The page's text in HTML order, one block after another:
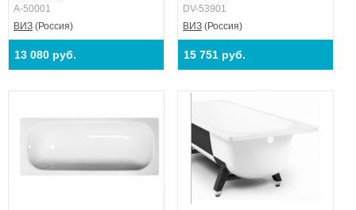
А-50001
ВИЗ (Россия)
13 080 руб.
DV-53901
ВИЗ (Россия)
15 751 руб.